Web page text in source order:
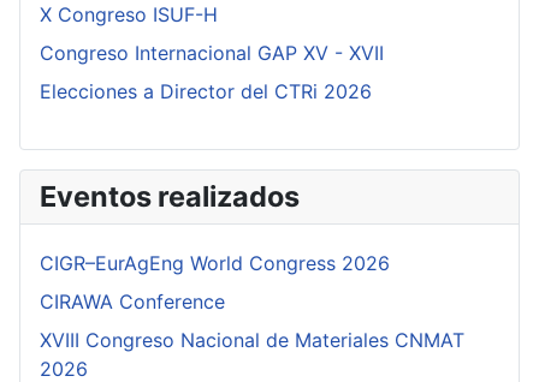
X Congreso ISUF-H
Congreso Internacional GAP XV - XVII
Elecciones a Director del CTRi 2026
Eventos realizados
CIGR–EurAgEng World Congress 2026
CIRAWA Conference
XVIII Congreso Nacional de Materiales CNMAT
2026